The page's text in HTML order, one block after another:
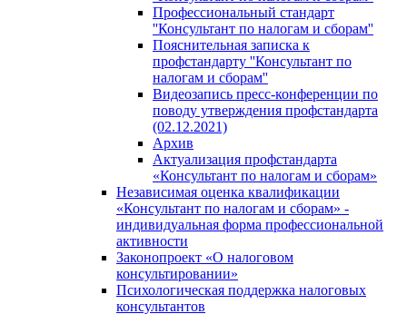
Профессиональный стандарт
''Консультант по налогам и сборам''
Пояснительная записка к
профстандарту ''Консультант по
налогам и сборам''
Видеозапись пресс-конференции по
поводу утверждения профстандарта
(02.12.2021)
Архив
Актуализация профстандарта
«Консультант по налогам и сборам»
Независимая оценка квалификации
«Консультант по налогам и сборам» -
индивидуальная форма профессиональной
активности
Законопроект «О налоговом
консультировании»
Психологическая поддержка налоговых
консультантов